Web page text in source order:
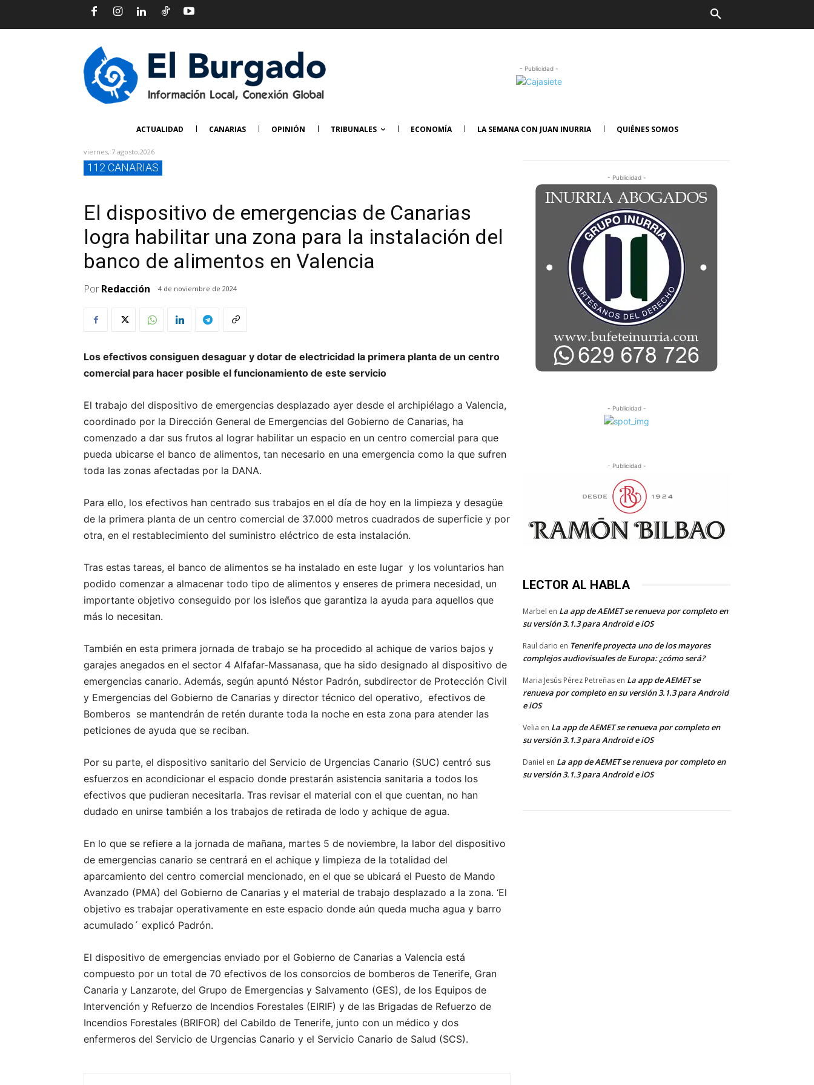
- Publicidad -
ACTUALIDAD CANARIAS OPINIÓN TRIBUNALES ECONOMÍA LA SEMANA CON JUAN INURRIA QUIÉNES SOMOS
viernes, 7 agosto,2026
112 CANARIAS
El dispositivo de emergencias de Canarias
logra habilitar una zona para la instalación del
banco de alimentos en Valencia
PorRedacción 4 de noviembre de 2024
Los efectivos consiguen desaguar y dotar de electricidad la primera planta de un centro
comercial para hacer posible el funcionamiento de este servicio
El trabajo del dispositivo de emergencias desplazado ayer desde el archipiélago a Valencia,
coordinado por la Dirección General de Emergencias del Gobierno de Canarias, ha
comenzado a dar sus frutos al lograr habilitar un espacio en un centro comercial para que
pueda ubicarse el banco de alimentos, tan necesario en una emergencia como la que sufren
toda las zonas afectadas por la DANA.
Para ello, los efectivos han centrado sus trabajos en el día de hoy en la limpieza y desagüe
de la primera planta de un centro comercial de 37.000 metros cuadrados de superficie y por
otra, en el restablecimiento del suministro eléctrico de esta instalación.
Tras estas tareas, el banco de alimentos se ha instalado en este lugar y los voluntarios han
podido comenzar a almacenar todo tipo de alimentos y enseres de primera necesidad, un
importante objetivo conseguido por los isleños que garantiza la ayuda para aquellos que
más lo necesitan.
También en esta primera jornada de trabajo se ha procedido al achique de varios bajos y
garajes anegados en el sector 4 Alfafar-Massanasa, que ha sido designado al dispositivo de
emergencias canario. Además, según apuntó Néstor Padrón, subdirector de Protección Civil
y Emergencias del Gobierno de Canarias y director técnico del operativo, efectivos de
Bomberos se mantendrán de retén durante toda la noche en esta zona para atender las
peticiones de ayuda que se reciban.
Por su parte, el dispositivo sanitario del Servicio de Urgencias Canario (SUC) centró sus
esfuerzos en acondicionar el espacio donde prestarán asistencia sanitaria a todos los
efectivos que pudieran necesitarla. Tras revisar el material con el que cuentan, no han
dudado en unirse también a los trabajos de retirada de lodo y achique de agua.
En lo que se refiere a la jornada de mañana, martes 5 de noviembre, la labor del dispositivo
de emergencias canario se centrará en el achique y limpieza de la totalidad del
aparcamiento del centro comercial mencionado, en el que se ubicará el Puesto de Mando
Avanzado (PMA) del Gobierno de Canarias y el material de trabajo desplazado a la zona. ‘El
objetivo es trabajar operativamente en este espacio donde aún queda mucha agua y barro
acumulado´ explicó Padrón.
El dispositivo de emergencias enviado por el Gobierno de Canarias a Valencia está
compuesto por un total de 70 efectivos de los consorcios de bomberos de Tenerife, Gran
Canaria y Lanzarote, del Grupo de Emergencias y Salvamento (GES), de los Equipos de
Intervención y Refuerzo de Incendios Forestales (EIRIF) y de las Brigadas de Refuerzo de
Incendios Forestales (BRIFOR) del Cabildo de Tenerife, junto con un médico y dos
enfermeros del Servicio de Urgencias Canario y el Servicio Canario de Salud (SCS).
- Publicidad -
- Publicidad -
- Publicidad -
LECTOR AL HABLA
Marbel en La app de AEMET se renueva por completo en
su versión 3.1.3 para Android e iOS
Raul dario en Tenerife proyecta uno de los mayores
complejos audiovisuales de Europa: ¿cómo será?
Maria Jesús Pérez Petreñas en La app de AEMET se
renueva por completo en su versión 3.1.3 para Android
e iOS
Velia en La app de AEMET se renueva por completo en
su versión 3.1.3 para Android e iOS
Daniel en La app de AEMET se renueva por completo en
su versión 3.1.3 para Android e iOS